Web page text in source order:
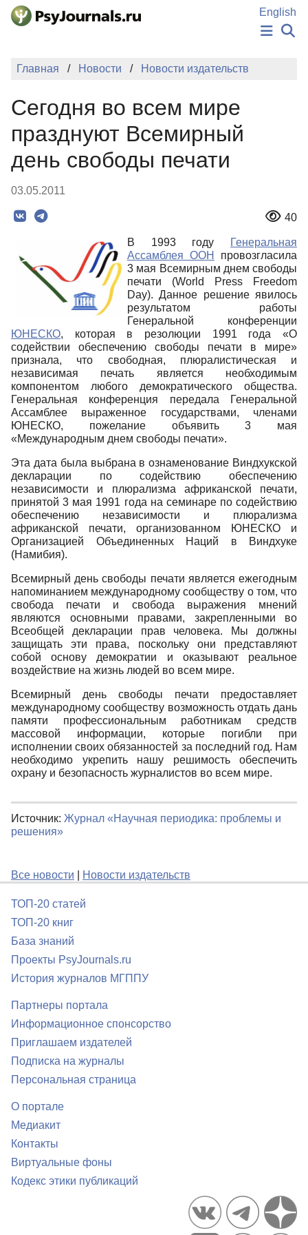
Перейти к основному содержанию
English
НОВОСТИ
ПОДАТЬ РУКОПИСЬ
БАЗА ЗНАНИЙ
КЛЮЧЕВЫЕ СЛОВА
Регистрация
Главная Новости Новости издательств
Сегодня во всем мире
празднуют Всемирный
день свободы печати
03.05.2011
40
В 1993 году
Генеральная
Ассамблея ООН
провозгласила
3 мая Всемирным днем свободы
печати (World Press Freedom
Day). Данное решение явилось
результатом работы
Генеральной конференции
ЮНЕСКО, которая в резолюции 1991 года «О
содействии обеспечению свободы печати в мире»
признала, что свободная, плюралистическая и
независимая печать является необходимым
компонентом любого демократического общества.
Генеральная конференция передала Генеральной
Ассамблее выраженное государствами, членами
ЮНЕСКО, пожелание объявить 3 мая
«Международным днем свободы печати».
Эта дата была выбрана в ознаменование Виндхукской
декларации по содействию обеспечению
независимости и плюрализма африканской печати,
принятой 3 мая 1991 года на семинаре по содействию
обеспечению независимости и плюрализма
африканской печати, организованном ЮНЕСКО и
Организацией Объединенных Наций в Виндхуке
(Намибия).
Всемирный день свободы печати является ежегодным
напоминанием международному сообществу о том, что
свобода печати и свобода выражения мнений
являются основными правами, закрепленными во
Всеобщей декларации прав человека. Мы должны
защищать эти права, поскольку они представляют
собой основу демократии и оказывают реальное
воздействие на жизнь людей во всем мире.
Всемирный день свободы печати предоставляет
международному сообществу возможность отдать дань
памяти профессиональным работникам средств
массовой информации, которые погибли при
исполнении своих обязанностей за последний год. Нам
необходимо укрепить нашу решимость обеспечить
охрану и безопасность журналистов во всем мире.
Источник: Журнал «Научная периодика: проблемы и
решения»
Все новости Новости издательств
ТОП-20 статей
ТОП-20 книг
База знаний
Проекты PsyJournals.ru
История журналов МГППУ
Партнеры портала
Информационное спонсорство
Приглашаем издателей
Подписка на журналы
Персональная страница
О портале
Медиакит
Контакты
Виртуальные фоны
Кодекс этики публикаций